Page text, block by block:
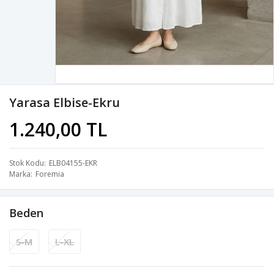
Yarasa Elbise-Ekru
1.240,00 TL
Stok Kodu ELB04155-EKR
Marka Foremia
Beden
S-M L-XL